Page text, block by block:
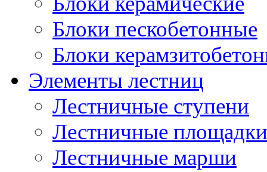
Блоки пескобетонные
Блоки
Элементы лестниц
Лестничные ступени
Лестничные площадки
Лестничные марши